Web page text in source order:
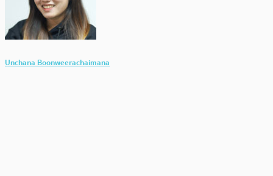
Unchana Boonweerachaimana